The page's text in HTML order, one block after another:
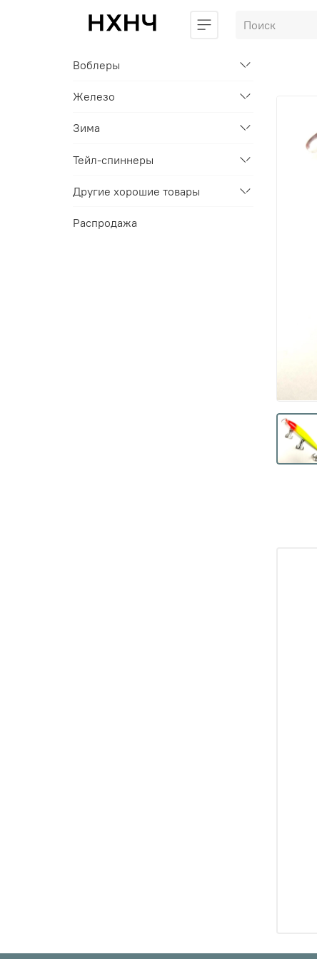
Воблеры
Железо
Зима
Тейл-спиннеры
Другие хорошие товары
Распродажа